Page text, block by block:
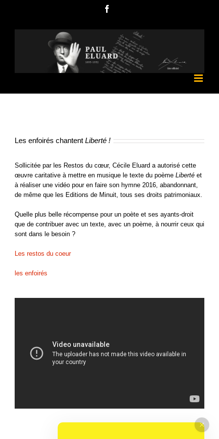
Les enfoirés chantent Liberté !
Sollicitée par les Restos du cœur, Cécile Eluard a autorisé cette
œuvre caritative à mettre en musique le texte du poème Liberté et
à réaliser une vidéo pour en faire son hymne 2016, abandonnant,
de même que les Editions de Minuit, tous ses droits patrimoniaux.
Quelle plus belle récompense pour un poète et ses ayants-droit
que de contribuer avec un texte, avec un poème, à nourrir ceux qui
sont dans le besoin ?
Les restos du coeur
les enfoirés